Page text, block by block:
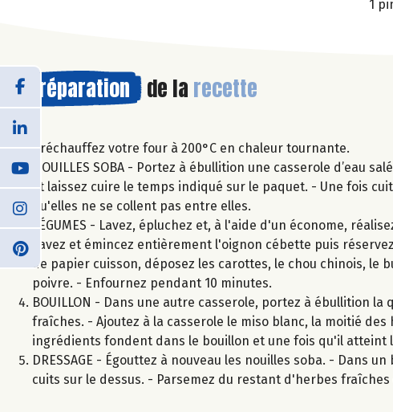
1
Préparation de la recette
Préchauffez votre four à 200°C en chaleur tournante.
NOUILLES SOBA - Portez à ébullition une casserole d’eau
et laissez cuire le temps indiqué sur le paquet. - Une fois
qu'elles ne se collent pas entre elles.
LÉGUMES - Lavez, épluchez et, à l'aide d'un économe,
Lavez et émincez entièrement l'oignon cébette puis
de papier cuisson, déposez les carottes, le chou chinois,
poivre. - Enfournez pendant 10 minutes.
BOUILLON - Dans une autre casserole, portez à ébullition
fraîches. - Ajoutez à la casserole le miso blanc, la moitié
ingrédients fondent dans le bouillon et une fois qu'il atteint
DRESSAGE - Égouttez à nouveau les nouilles soba. - Dans
cuits sur le dessus. - Parsemez du restant d'herbes